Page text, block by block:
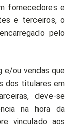
fornecedores e
e terceiros, o
pelo
e/ou vendas que
dos titulares em
deve-se
na hora da
vinculado aos